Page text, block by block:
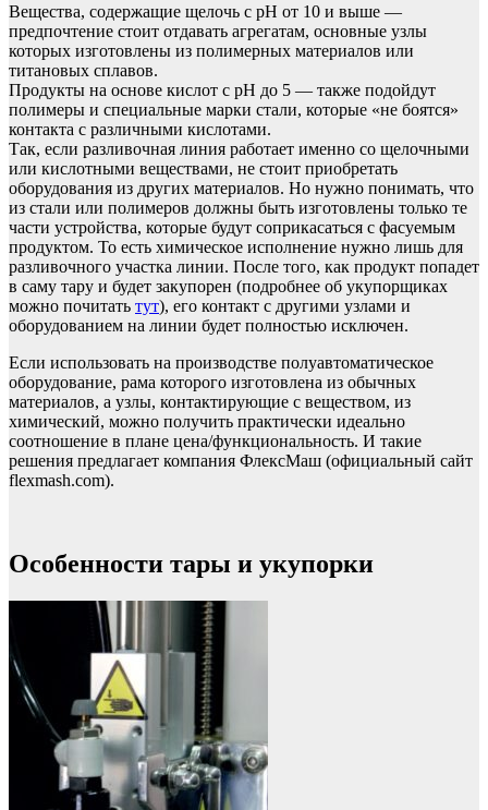
Вещества, содержащие щелочь с pH от 10 и выше —
предпочтение стоит отдавать агрегатам, основные узлы
которых изготовлены из полимерных материалов или
титановых сплавов.
Продукты на основе кислот с pH до 5 — также подойдут
полимеры и специальные марки стали, которые «не боятся»
контакта с различными кислотами.
Так, если разливочная линия работает именно со щелочными
или кислотными веществами, не стоит приобретать
оборудования из других материалов. Но нужно понимать, что
из стали или полимеров должны быть изготовлены только те
части устройства, которые будут соприкасаться с фасуемым
продуктом. То есть химическое исполнение нужно лишь для
разливочного участка линии. После того, как продукт попадет
в саму тару и будет закупорен (подробнее об укупорщиках
можно почитать тут), его контакт с другими узлами и
оборудованием на линии будет полностью исключен.
Если использовать на производстве полуавтоматическое
оборудование, рама которого изготовлена из обычных
материалов, а узлы, контактирующие с веществом, из
химический, можно получить практически идеально
соотношение в плане цена/функциональность. И такие
решения предлагает компания ФлексМаш (официальный сайт
flexmash.com).
Особенности тары и укупорки